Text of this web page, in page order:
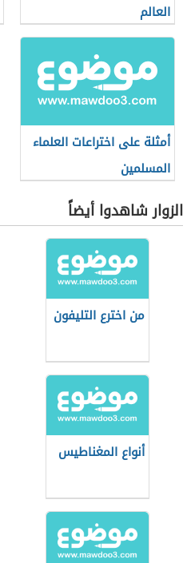
العالم
أمثلة على اختراعات العلماء
المسلمين
الزوار شاهدوا أيضاً
من اخترع التليفون
أنواع المغناطيس